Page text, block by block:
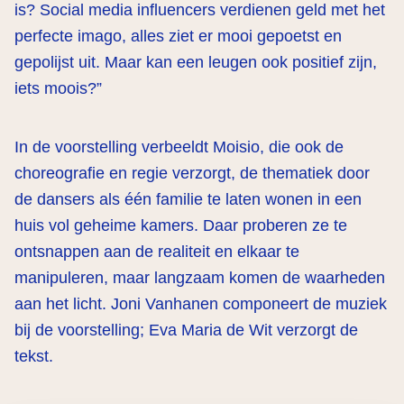
is? Social media influencers verdienen geld met het
perfecte imago, alles ziet er mooi gepoetst en
gepolijst uit. Maar kan een leugen ook positief zijn,
iets moois?”
In de voorstelling verbeeldt Moisio, die ook de
choreografie en regie verzorgt, de thematiek door
de dansers als één familie te laten wonen in een
huis vol geheime kamers. Daar proberen ze te
ontsnappen aan de realiteit en elkaar te
manipuleren, maar langzaam komen de waarheden
aan het licht. Joni Vanhanen componeert de muziek
bij de voorstelling; Eva Maria de Wit verzorgt de
tekst.